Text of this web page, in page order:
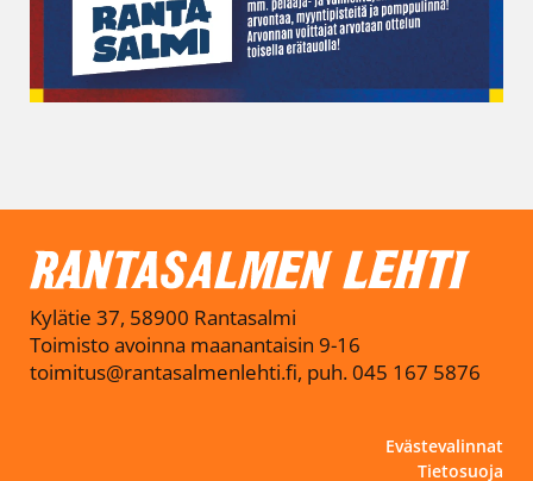
Kylätie 37, 58900 Rantasalmi
Toimisto avoinna maanantaisin 9-16
toimitus@rantasalmenlehti.fi, puh. 045 167 5876
Evästevalinnat
Tietosuoja